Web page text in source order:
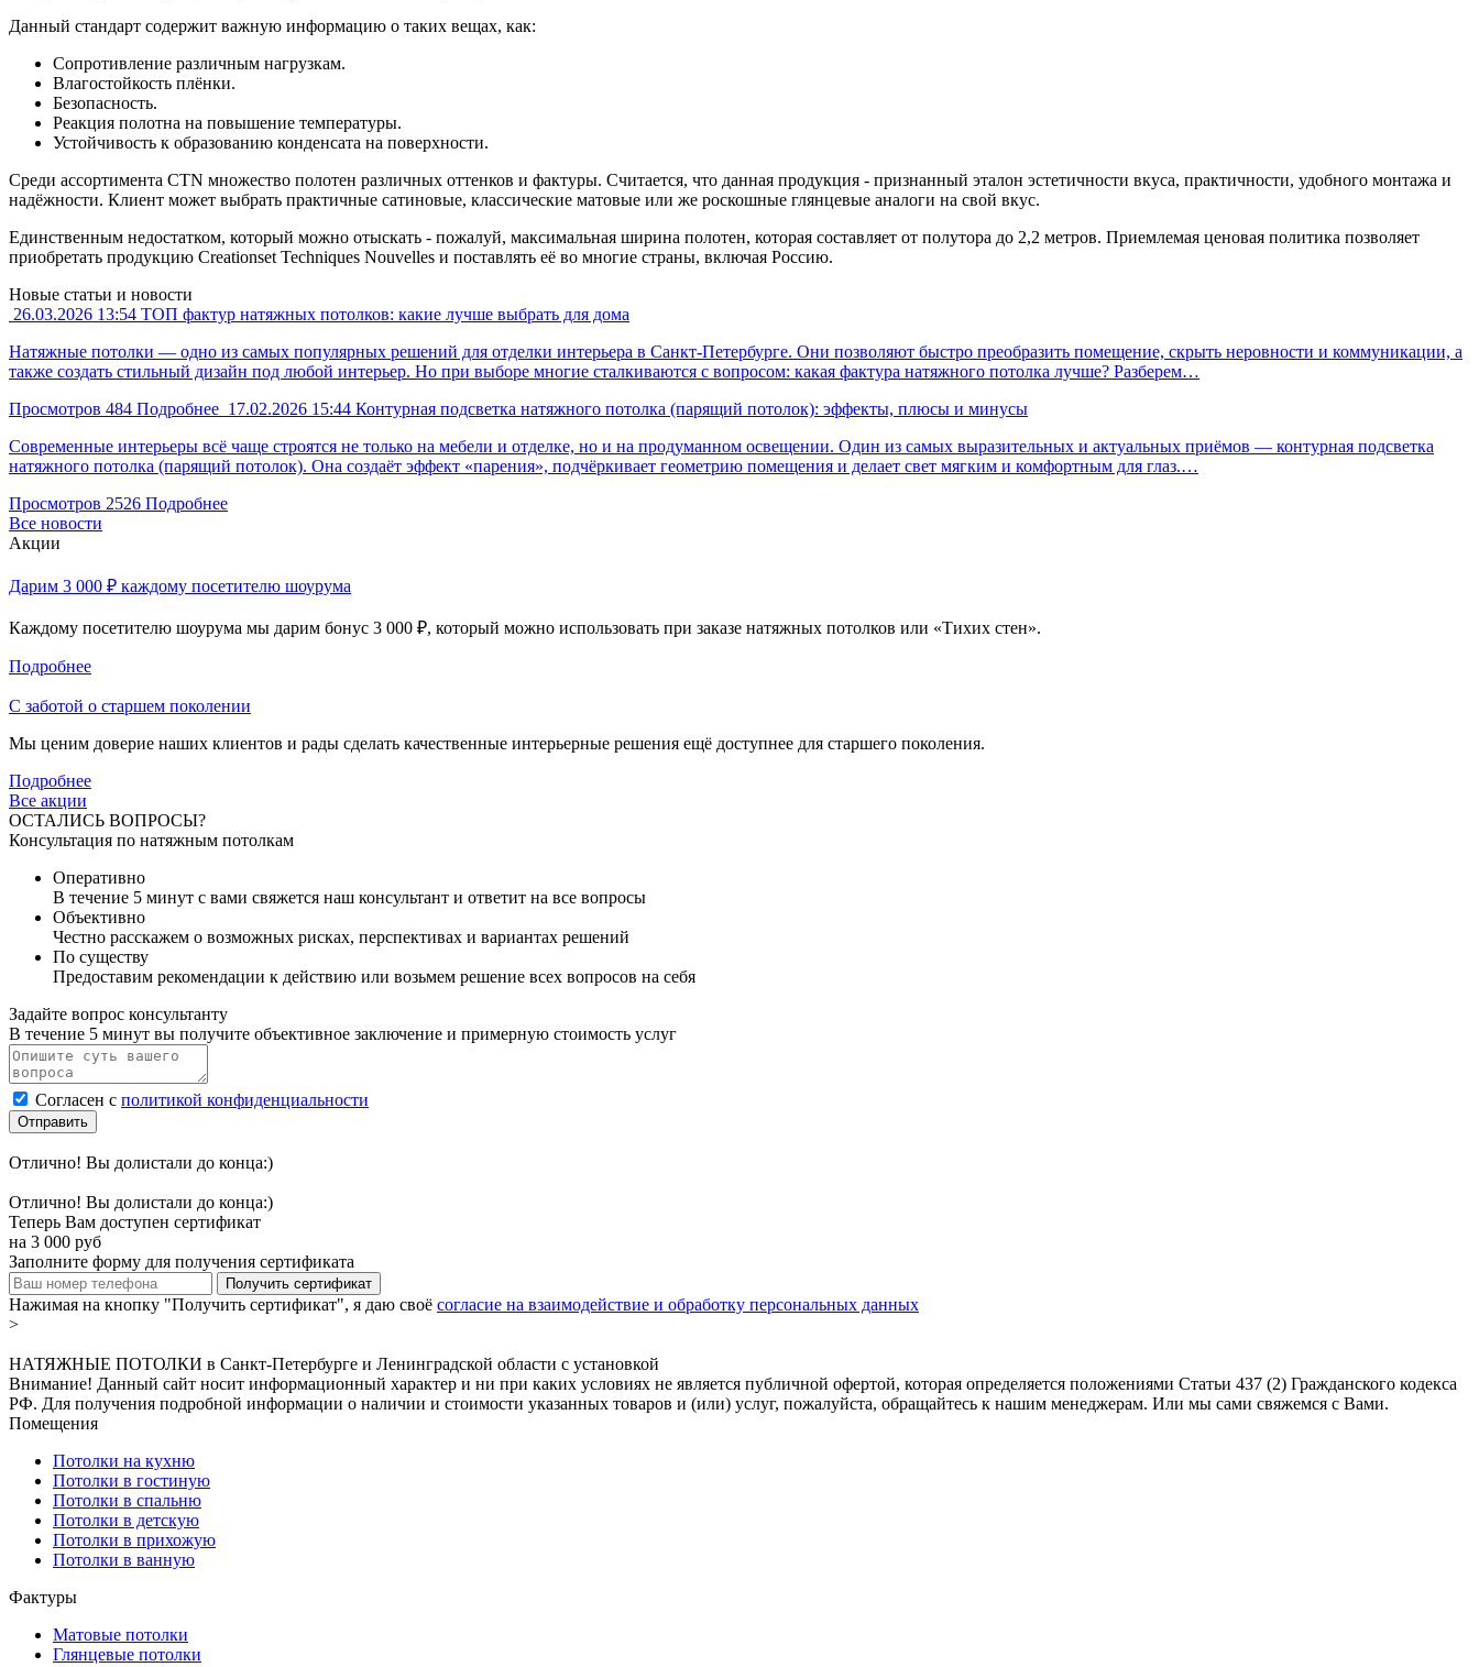
Данный стандарт содержит важную информацию о таких вещах, как:
Сопротивление различным нагрузкам.
Влагостойкость плёнки.
Безопасность.
Реакция полотна на повышение температуры.
Устойчивость к образованию конденсата на поверхности.
Среди ассортимента CTN множество полотен различных оттенков и фактуры. Считается, что данная продукция - признанный эталон эстетичности вкуса, практичности, удобного монтажа и
надёжности. Клиент может выбрать практичные сатиновые, классические матовые или же роскошные глянцевые аналоги на свой вкус.
Единственным недостатком, который можно отыскать - пожалуй, максимальная ширина полотен, которая составляет от полутора до 2,2 метров. Приемлемая ценовая политика позволяет
приобретать продукцию Creationset Techniques Nouvelles и поставлять её во многие страны, включая Россию.
Новые статьи и новости
26.03.2026 13:54 ТОП фактур натяжных потолков: какие лучше выбрать для дома
Натяжные потолки — одно из самых популярных решений для отделки интерьера в Санкт-Петербурге. Они позволяют быстро преобразить помещение, скрыть неровности и коммуникации, а
также создать стильный дизайн под любой интерьер. Но при выборе многие сталкиваются с вопросом: какая фактура натяжного потолка лучше? Разберем…
Просмотров 484 Подробнее 17.02.2026 15:44 Контурная подсветка натяжного потолка (парящий потолок): эффекты, плюсы и минусы
Современные интерьеры всё чаще строятся не только на мебели и отделке, но и на продуманном освещении. Один из самых выразительных и актуальных приёмов — контурная подсветка
натяжного потолка (парящий потолок). Она создаёт эффект «парения», подчёркивает геометрию помещения и делает свет мягким и комфортным для глаз.…
Просмотров 2526 Подробнее
Все новости
Акции
Дарим 3 000 ₽ каждому посетителю шоурума
Каждому посетителю шоурума мы дарим бонус 3 000 ₽, который можно использовать при заказе натяжных потолков или «Тихих стен».
Подробнее
С заботой о старшем поколении
Мы ценим доверие наших клиентов и рады сделать качественные интерьерные решения ещё доступнее для старшего поколения.
Подробнее
Все акции
ОСТАЛИСЬ ВОПРОСЫ?
Консультация по натяжным потолкам
Оперативно
В течение 5 минут с вами свяжется наш консультант и ответит на все вопросы
Объективно
Честно расскажем о возможных рисках, перспективах и вариантах решений
По существу
Предоставим рекомендации к действию или возьмем решение всех вопросов на себя
Задайте вопрос консультанту
В течение 5 минут вы получите объективное заключение и примерную стоимость услуг
Согласен с политикой конфиденциальности
Отправить
Отлично! Вы долистали до конца:)
Отлично! Вы долистали до конца:)
Теперь Вам доступен сертификат
на 3 000 руб
Заполните форму для получения сертификата
Получить сертификат
Нажимая на кнопку "Получить сертификат", я даю своё согласие на взаимодействие и обработку персональных данных
>
НАТЯЖНЫЕ ПОТОЛКИ в Санкт-Петербурге и Ленинградской области с установкой
Внимание! Данный сайт носит информационный характер и ни при каких условиях не является публичной офертой, которая определяется положениями Статьи 437 (2) Гражданского кодекса
РФ. Для получения подробной информации о наличии и стоимости указанных товаров и (или) услуг, пожалуйста, обращайтесь к нашим менеджерам. Или мы сами свяжемся с Вами.
Помещения
Потолки на кухню
Потолки в гостиную
Потолки в спальню
Потолки в детскую
Потолки в прихожую
Потолки в ванную
Фактуры
Матовые потолки
Глянцевые потолки